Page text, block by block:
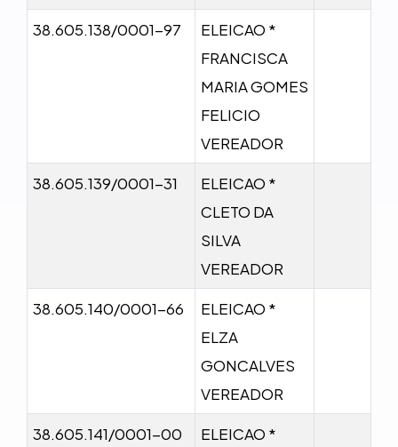
38.605.138/0001-97
ELEICAO *
FRANCISCA
MARIA GOMES
FELICIO
VEREADOR
38.605.139/0001-31
ELEICAO *
CLETO DA
SILVA
VEREADOR
38.605.140/0001-66
ELEICAO *
ELZA
GONCALVES
VEREADOR
38.605.141/0001-00
ELEICAO *